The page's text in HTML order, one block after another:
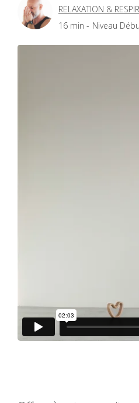
RELAXATION &
16 min - Niveau